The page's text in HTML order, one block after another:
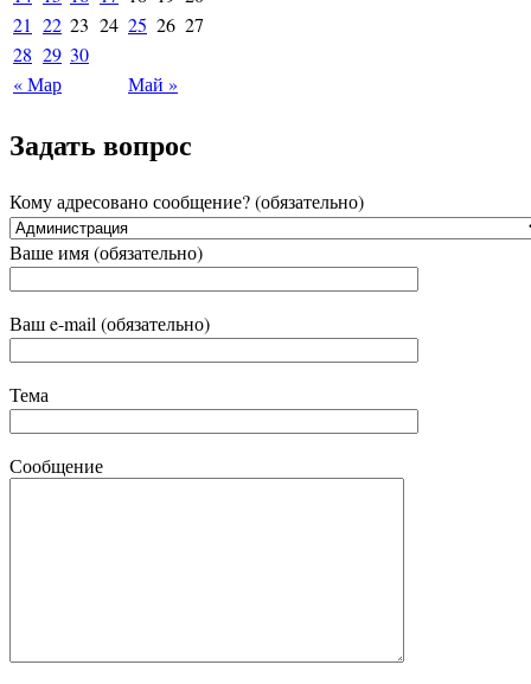
« Мар Май »
21 22 23 24 25 26 27
28 29 30
Задать вопрос
Кому адресовано сообщение? (обязательно)
Ваше имя (обязательно)
Ваш e-mail (обязательно)
Тема
Сообщение